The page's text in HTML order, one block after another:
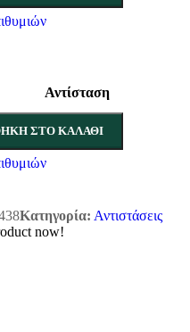
Αντίσταση
ποσότητα
ΣΤΟ ΚΑΛΆΘΙ
Κατηγορία: Αντιστάσεις
now!